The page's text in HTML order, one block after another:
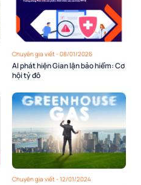
Chuyên gia viết - 08/01/2026
AI phát hiện Gian lận bảo hiểm: Cơ
hội tỷ đô
Chuyên gia viết - 12/01/2024